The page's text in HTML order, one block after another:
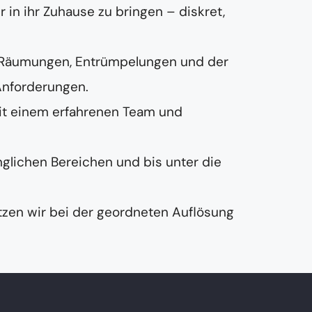
ihr Zuhause zu bringen – diskret,
Entrümpelungen und der
erfahrenen Team und
Bereichen und bis unter die
wir bei der geordneten Auflösung